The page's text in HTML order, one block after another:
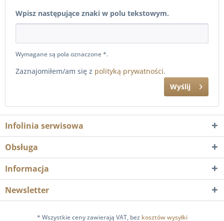
Wpisz następujące znaki w polu tekstowym.
Wymagane są pola oznaczone *.
Zaznajomiłem/am się z polityką prywatności.
Wyślij
Infolinia serwisowa
Obsługa
Informacja
Newsletter
* Wszystkie ceny zawierają VAT, bez kosztów wysyłki